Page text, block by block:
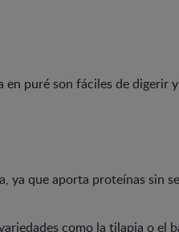
puré son fáciles de digerir
ya que aporta proteínas sin
como la tilapia o el